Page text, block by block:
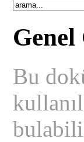
Genel
Bu